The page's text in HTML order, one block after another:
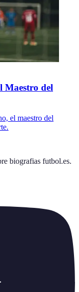
Maestro del
el maestro del
biografias futbol.es.